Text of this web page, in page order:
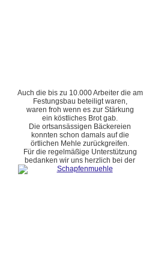
Auch die bis zu 10.000 Arbeiter die am
Festungsbau beteiligt waren,
waren froh wenn es zur Stärkung
ein köstliches Brot gab.
Die ortsansässigen Bäckereien
konnten schon damals auf die
örtlichen Mehle zurückgreifen.
Für die regelmäßige Unterstützung
bedanken wir uns herzlich bei der